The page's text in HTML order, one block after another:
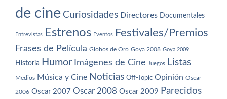
de cine Curiosidades Directores Documentales
Entrevistas Estrenos Eventos Festivales/Premios
Frases de Película Globos de Oro Goya 2008 Goya 2009
Historia Humor Imágenes de Cine Juegos Listas
Medios Música y Cine Noticias Off-Topic Opinión Oscar
2006 Oscar 2007 Oscar 2008 Oscar 2009 Parecidos